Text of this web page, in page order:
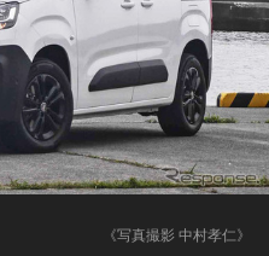
《写真撮影 中村孝仁》